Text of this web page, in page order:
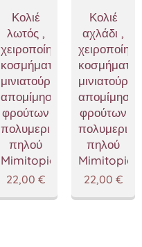
Κολιέ
λωτός ,
χειροποίητα
κοσμήματα
μινιατούρες
απομίμησης
φρούτων
πολυμερικού
πηλού
Mimitopia
22,00 €
Κολιέ
αχλάδι ,
χειροποίητα
κοσμήματα
μινιατούρες
απομίμησης
φρούτων
πηλού
Mimitopia
22,00 €